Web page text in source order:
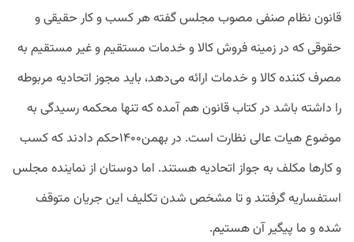
قانون نظام صنفی مصوب مجلس گفته هر کسب و کار حقیقی و
حقوقی که در زمینه فروش کالا و خدمات مستقیم و غیر مستقیم به
مصرف کننده کالا و خدمات ارائه می‌دهد، باید مجوز اتحادیه مربوطه
را داشته باشد در کتاب قانون هم آمده که تنها محکمه رسیدگی به
موضوع هیات عالی نظارت است. در بهمن۱۴۰۰حکم دادند که کسب
و کارها مکلف به جواز اتحادیه هستند. اما دوستان از نماینده مجلس
استفساریه گرفتند و تا مشخص شدن تکلیف این جریان متوقف
شده و ما پیگیر آن هستیم.